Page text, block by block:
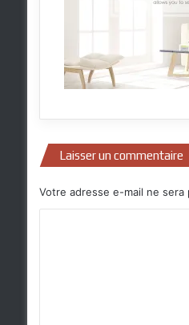
Laisser un commentaire
Votre adresse e-mail ne sera